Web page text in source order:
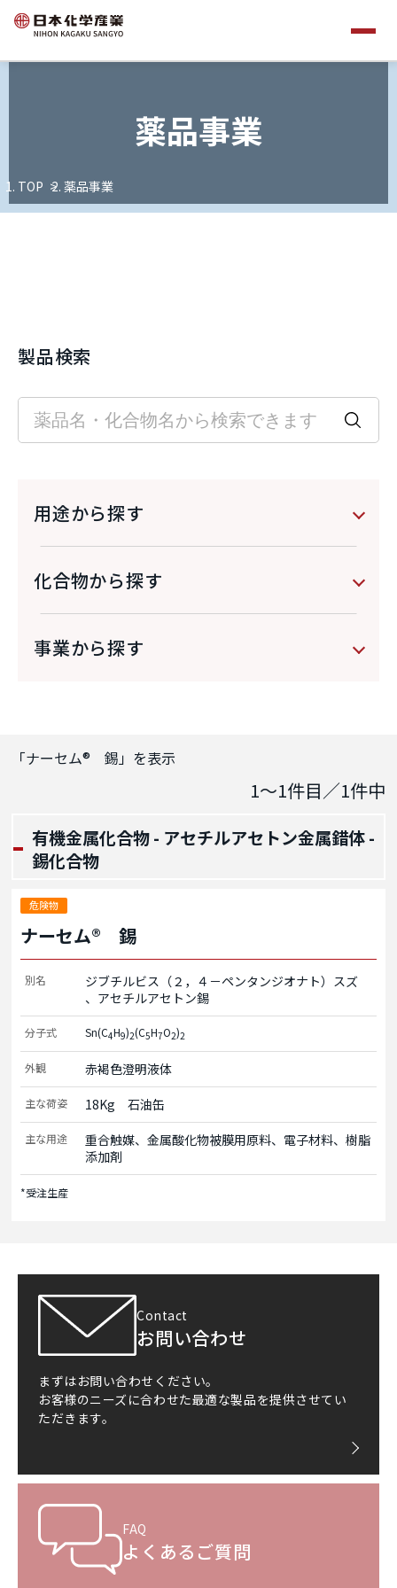
薬品事業
TOP 薬品事業
製品検索
用途から探す
化合物から探す
事業から探す
「ナーセム® 錫」を表示
1～1件目／1件中
有機金属化合物 - アセチルアセトン金属錯体 -
錫化合物
危険物
ナーセム® 錫
別名
ジブチルビス（２，４－ペンタンジオナト）スズ
アセチルアセトン錫
分子式 Sn(C4H9)2(C5H7O2)2
外観 赤褐色澄明液体
主な荷姿 18Kg　石油缶
主な用途
重合触媒、金属酸化物被膜用原料、電子材料、樹脂
添加剤
*受注生産
Contact
お問い合わせ
まずはお問い合わせください。
お客様のニーズに合わせた最適な製品を提供させてい
ただきます。
FAQ
よくあるご質問